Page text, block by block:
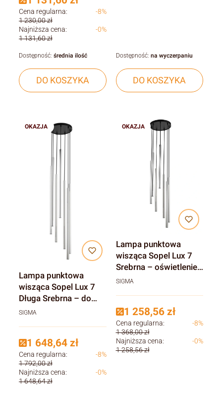
Cena regularna:
1 230,00 zł
-8%
Najniższa cena:
1 131,60 zł
-0%
DO KOSZYKA
Dostępność: średnia ilość
DO KOSZYKA
Dostępność: na wyczerpaniu
OKAZJA
Lampa punktowa
wisząca Sopel Lux 7
Długa Srebrna – do
wysokiego salonu
SIGMA
1 648,64 zł
Cena regularna:
1 792,00 zł
-8%
Najniższa cena:
1 648,64 zł
-0%
OKAZJA
Lampa punktowa
wisząca Sopel Lux 7
Srebrna – oświetlenie
wysokich wnętrz i
SIGMA
1 258,56 zł
Cena regularna:
1 368,00 zł
-8%
Najniższa cena:
1 258,56 zł
-0%